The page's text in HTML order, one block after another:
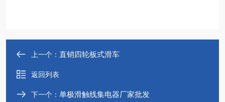
上一个： 直销四轮板式滑车
返回列表
下一个： 单极滑触线集电器厂家批发